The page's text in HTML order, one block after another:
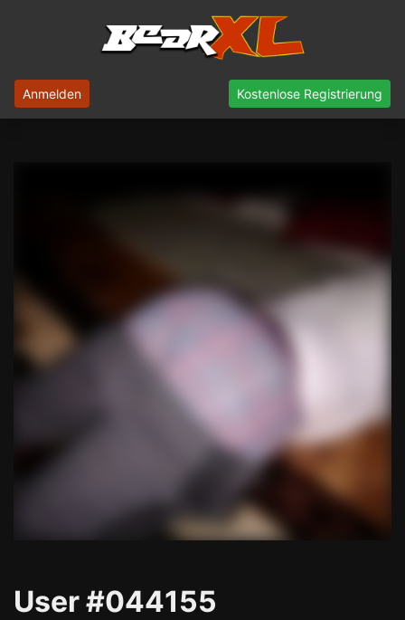
Anmelden Kostenlose Registrierung
User #044155